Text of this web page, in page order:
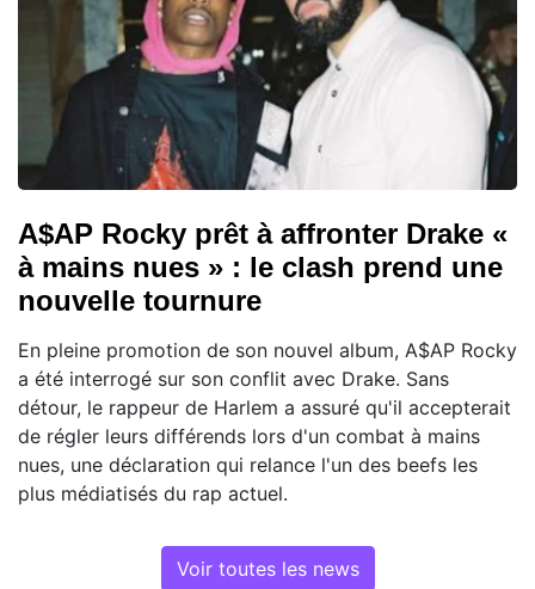
A$AP Rocky prêt à affronter Drake «
à mains nues » : le clash prend une
nouvelle tournure
En pleine promotion de son nouvel album, A$AP Rocky
a été interrogé sur son conflit avec Drake. Sans
détour, le rappeur de Harlem a assuré qu'il accepterait
de régler leurs différends lors d'un combat à mains
nues, une déclaration qui relance l'un des beefs les
plus médiatisés du rap actuel.
Voir toutes les news